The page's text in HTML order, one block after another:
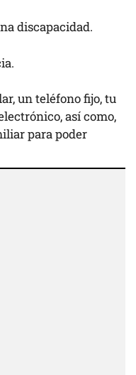
discapacidad.
un teléfono fijo, tu
así como,
para poder